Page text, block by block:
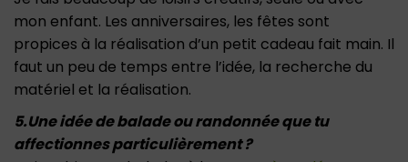
mon enfant. Les anniversaires, les fêtes sont
propices à la réalisation d’un petit cadeau fait main. Il
faut un peu de temps entre l’idée, la recherche du
matériel et la réalisation.
5.Une idée de balade ou randonnée que tu
affectionnes particulièrement ?